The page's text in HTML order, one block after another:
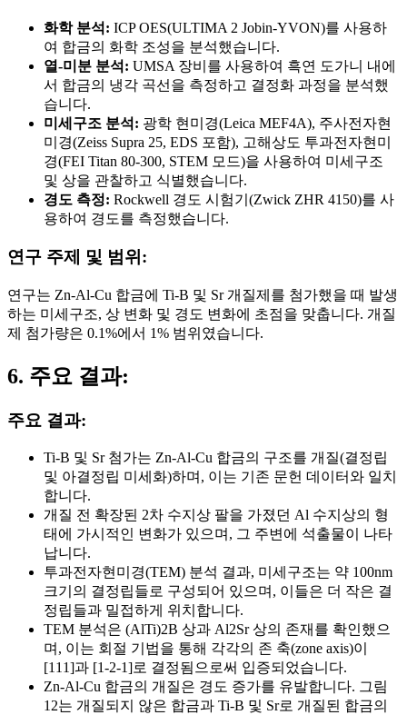
화학 분석: ICP OES(ULTIMA 2 Jobin-YVON)를 사용하
여 합금의 화학 조성을 분석했습니다.
열-미분 분석: UMSA 장비를 사용하여 흑연 도가니 내에
서 합금의 냉각 곡선을 측정하고 결정화 과정을 분석했
습니다.
미세구조 분석: 광학 현미경(Leica MEF4A), 주사전자현
미경(Zeiss Supra 25, EDS 포함), 고해상도 투과전자현미
경(FEI Titan 80-300, STEM 모드)을 사용하여 미세구조
및 상을 관찰하고 식별했습니다.
경도 측정: Rockwell 경도 시험기(Zwick ZHR 4150)를 사
용하여 경도를 측정했습니다.
연구 주제 및 범위:
연구는 Zn-Al-Cu 합금에 Ti-B 및 Sr 개질제를 첨가했을 때 발생
하는 미세구조, 상 변화 및 경도 변화에 초점을 맞춥니다. 개질
제 첨가량은 0.1%에서 1% 범위였습니다.
6. 주요 결과:
주요 결과:
Ti-B 및 Sr 첨가는 Zn-Al-Cu 합금의 구조를 개질(결정립
및 아결정립 미세화)하며, 이는 기존 문헌 데이터와 일치
합니다.
개질 전 확장된 2차 수지상 팔을 가졌던 Al 수지상의 형
태에 가시적인 변화가 있으며, 그 주변에 석출물이 나타
납니다.
투과전자현미경(TEM) 분석 결과, 미세구조는 약 100nm
크기의 결정립들로 구성되어 있으며, 이들은 더 작은 결
정립들과 밀접하게 위치합니다.
TEM 분석은 (AlTi)2B 상과 Al2Sr 상의 존재를 확인했으
며, 이는 회절 기법을 통해 각각의 존 축(zone axis)이
[111]과 [1-2-1]로 결정됨으로써 입증되었습니다.
Zn-Al-Cu 합금의 개질은 경도 증가를 유발합니다. 그림
12는 개질되지 않은 합금과 Ti-B 및 Sr로 개질된 합금의